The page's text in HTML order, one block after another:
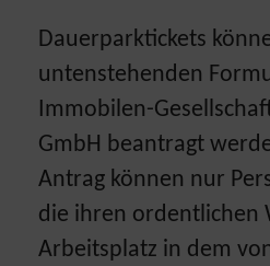
Dauerparktickets
untenstehenden
Immobilen-
GmbH beantragt
Antrag können nur
die ihren ordentlichen
Arbeitsplatz in dem